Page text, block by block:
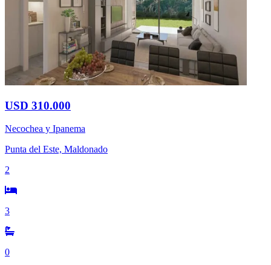
USD 310.000
Necochea y Ipanema
Punta del Este, Maldonado
2
3
0